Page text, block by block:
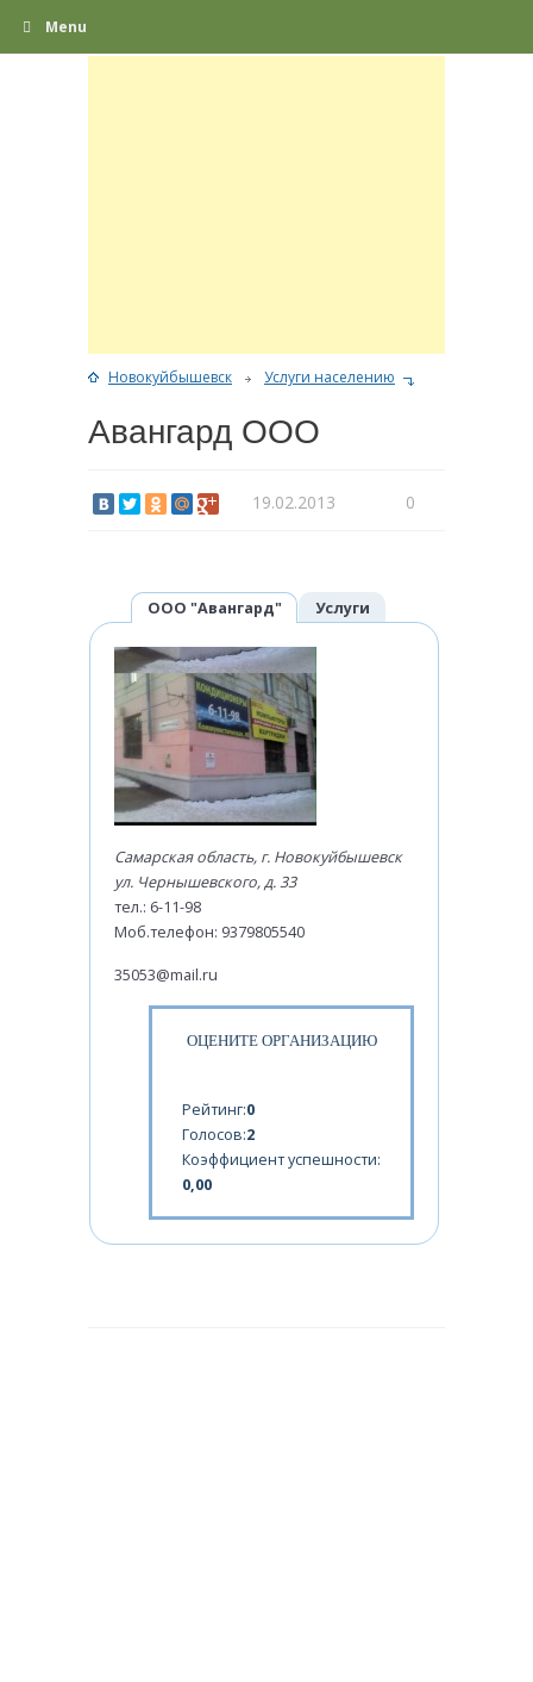
Menu
Новокуйбышевск Услуги населению
Авангард ООО
19.02.2013 0
ООО "Авангард"
Самарская область, г. Новокуйбышевск
ул. Чернышевского, д. 33
тел.: 6-11-98
Моб.телефон: 9379805540
35053@mail.ru
ОЦЕНИТЕ ОРГАНИЗАЦИЮ
Рейтинг:0
Голосов:2
Коэффициент успешности:
0,00
Услуги